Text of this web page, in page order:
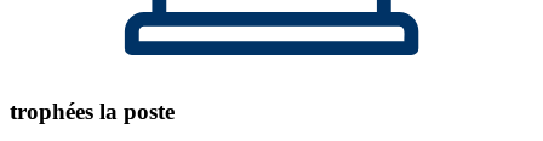
trophées la poste